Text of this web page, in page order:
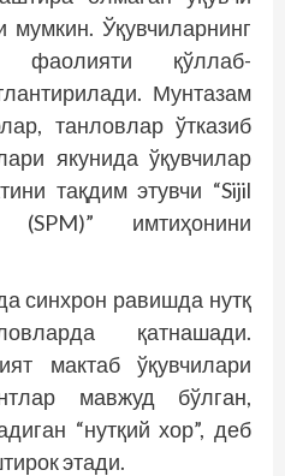
Ўқувчиларнинг
фаолияти қўллаб-
Мунтазам
танловлар ўтказиб
якунида ўқувчилар
тақдим этувчи “Sijil
имтиҳонини
синхрон равишда нутқ
қатнашади.
мактаб ўқувчилари
мавжуд бўлган,
“нутқий хор”, деб
этади.